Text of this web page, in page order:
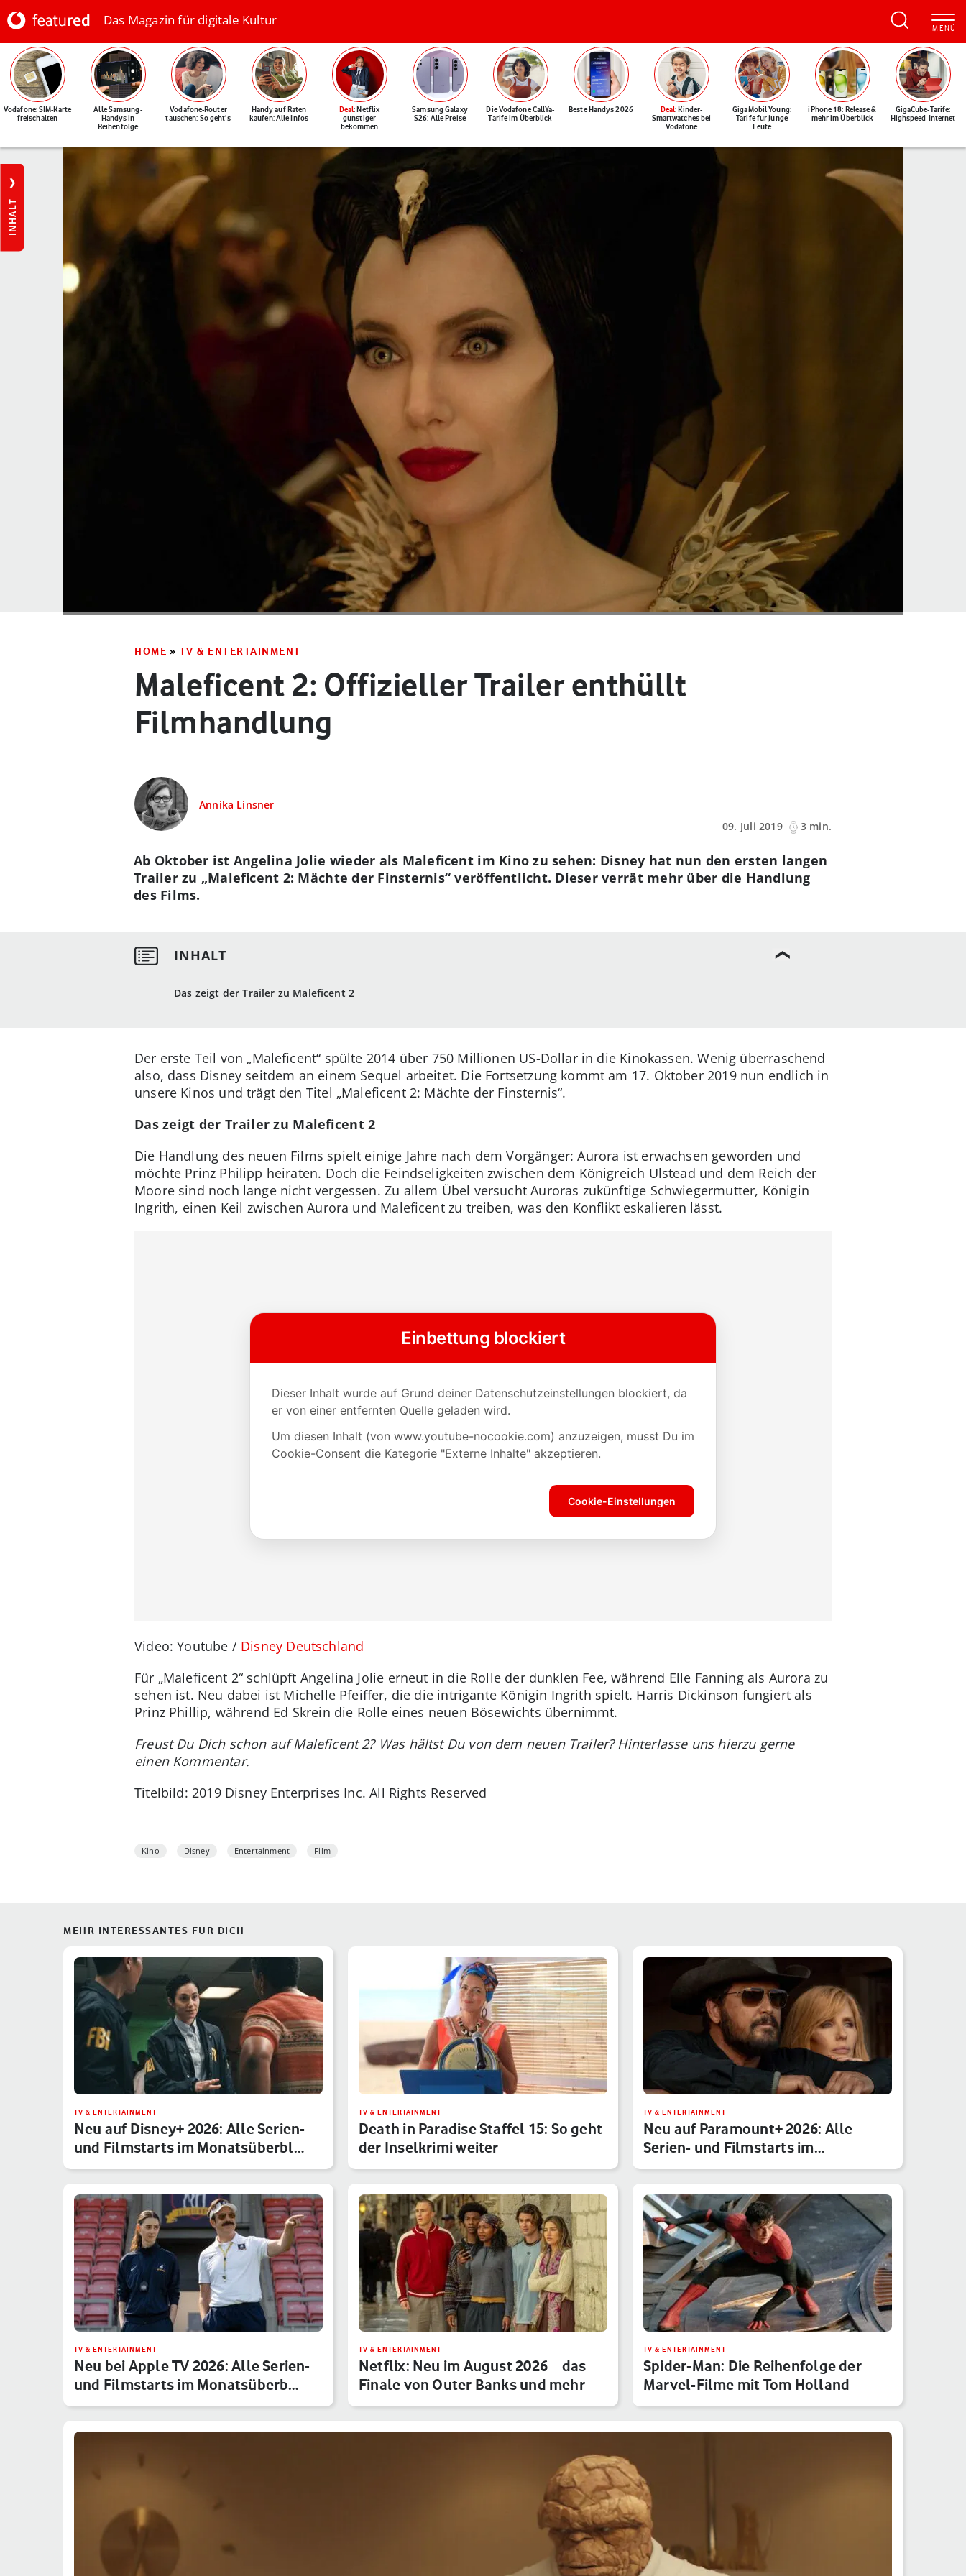
Das Magazin für digitale Kultur
Vodafone: SIM-Karte
freischalten
Alle Samsung-
Handys in
Reihenfolge
Vodafone-Router
tauschen: So geht's
Handy auf Raten
kaufen: Alle Infos
Deal: Netflix
günstiger
bekommen
Samsung Galaxy
S26: Alle Preise
Die Vodafone CallYa-
Tarife im Überblick
Beste Handys 2026 Deal: Kinder-
Smartwatches bei
Vodafone
GigaMobil Young:
Tarife für junge
Leute
iPhone 18: Release &
mehr im Überblick
GigaCube-Tarife:
Highspeed-Internet
INHALT
HOME » TV & ENTERTAINMENT
Maleficent 2: Offizieller Trailer enthüllt
Filmhandlung
Annika Linsner
09. Juli 2019
3 min.
Das zeigt der Trailer zu Maleficent 2
Ab Oktober ist Angelina Jolie wieder als Maleficent im Kino zu sehen: Disney hat nun den ersten langen
Trailer zu „Maleficent 2: Mächte der Finsternis“ veröffentlicht. Dieser verrät mehr über die Handlung
des Films.
Der erste Teil von „Maleficent“ spülte 2014 über 750 Millionen US-Dollar in die Kinokassen. Wenig überraschend
also, dass Disney seitdem an einem Sequel arbeitet. Die Fortsetzung kommt am 17. Oktober 2019 nun endlich in
unsere Kinos und trägt den Titel „Maleficent 2: Mächte der Finsternis“.
Das zeigt der Trailer zu Maleficent 2
Die Handlung des neuen Films spielt einige Jahre nach dem Vorgänger: Aurora ist erwachsen geworden und
möchte Prinz Philipp heiraten. Doch die Feindseligkeiten zwischen dem Königreich Ulstead und dem Reich der
Moore sind noch lange nicht vergessen. Zu allem Übel versucht Auroras zukünftige Schwiegermutter, Königin
Ingrith, einen Keil zwischen Aurora und Maleficent zu treiben, was den Konflikt eskalieren lässt.
Video: Youtube / Disney Deutschland
Für „Maleficent 2“ schlüpft Angelina Jolie erneut in die Rolle der dunklen Fee, während Elle Fanning als Aurora zu
sehen ist. Neu dabei ist Michelle Pfeiffer, die die intrigante Königin Ingrith spielt. Harris Dickinson fungiert als
Prinz Phillip, während Ed Skrein die Rolle eines neuen Bösewichts übernimmt.
Freust Du Dich schon auf Maleficent 2? Was hältst Du von dem neuen Trailer? Hinterlasse uns hierzu gerne
einen Kommentar.
Titelbild: 2019 Disney Enterprises Inc. All Rights Reserved
Kino Disney Entertainment Film
MEHR INTERESSANTES FÜR DICH
TV & ENTERTAINMENT
Neu auf Disney+ 2026: Alle Serien-
und Filmstarts im Monatsüberbl…
TV & ENTERTAINMENT
Death in Paradise Staffel 15: So geht
der Inselkrimi weiter
TV & ENTERTAINMENT
Neu auf Paramount+ 2026: Alle
Serien- und Filmstarts im
Monatsübe…
TV & ENTERTAINMENT
Neu bei Apple TV 2026: Alle Serien-
und Filmstarts im Monatsüberb…
TV & ENTERTAINMENT
Netflix: Neu im August 2026 – das
Finale von Outer Banks und mehr
TV & ENTERTAINMENT
Spider-Man: Die Reihenfolge der
Marvel-Filme mit Tom Holland